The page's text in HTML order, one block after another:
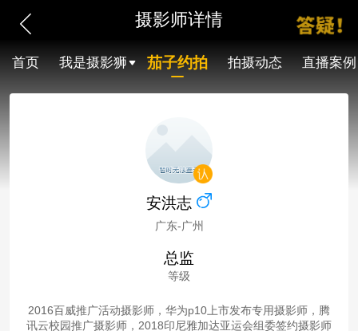
摄影师详情
首页 我是摄影狮 茄子约拍 拍摄动态 直播案例
安洪志
广东-广州
总监
等级
2016百威推广活动摄影师，华为p10上市发布专用摄影师，腾
讯云校园推广摄影师，2018印尼雅加达亚运会组委签约摄影师